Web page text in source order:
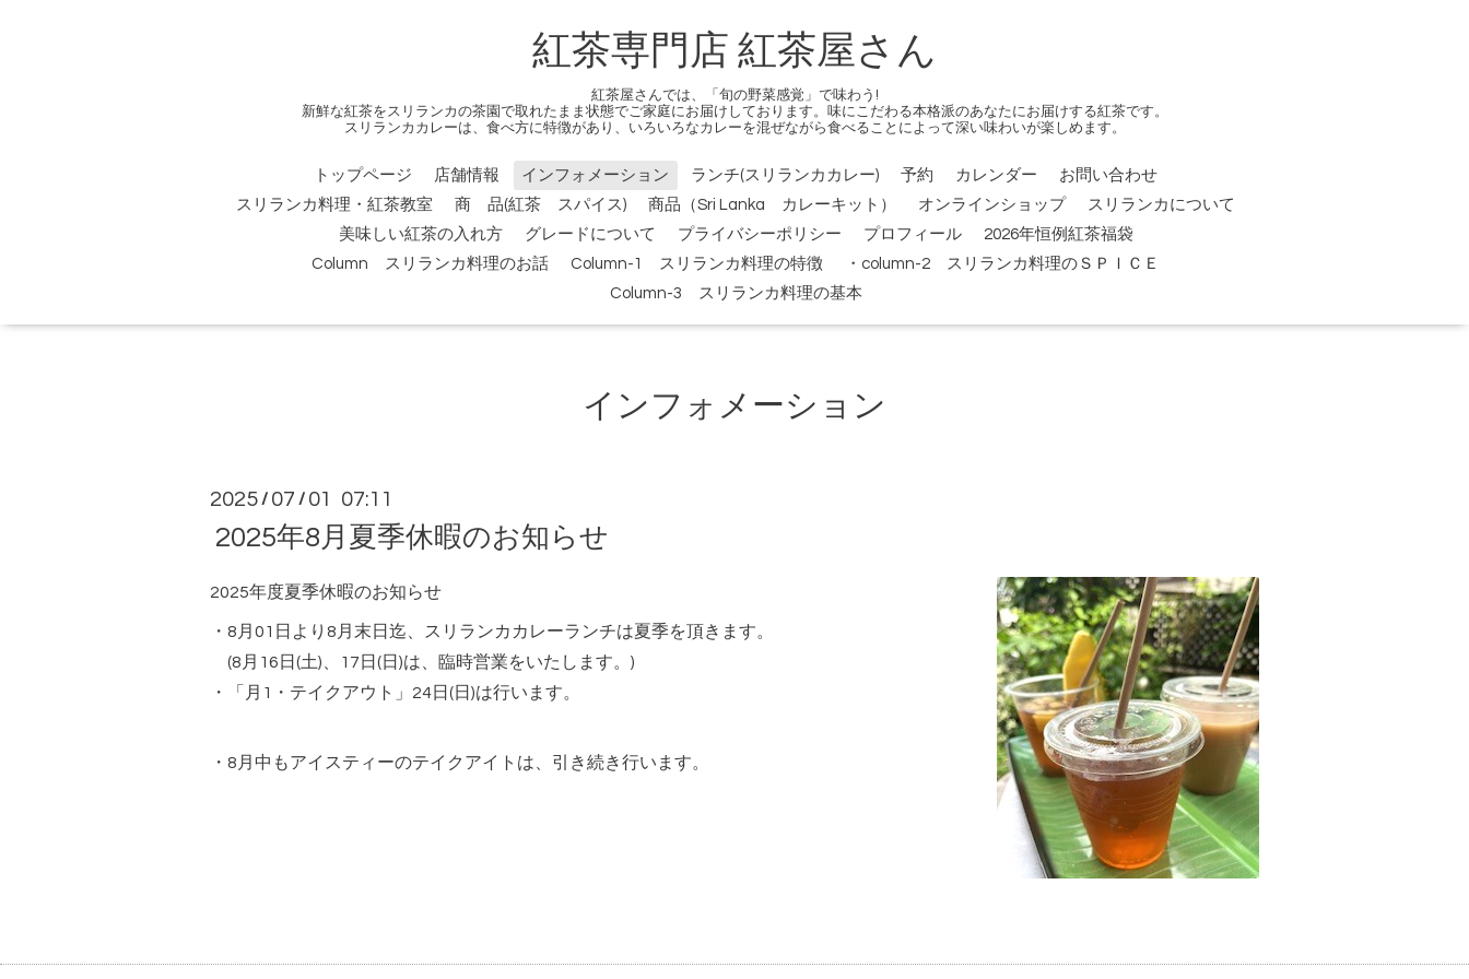
紅茶専門店 紅茶屋さん
紅茶屋さんでは、「旬の野菜感覚」で味わう!
新鮮な紅茶をスリランカの茶園で取れたまま状態でご家庭にお届けしております。味にこだわる本格派のあなたにお届けする紅茶です。
スリランカカレーは、食べ方に特徴があり、いろいろなカレーを混ぜながら食べることによって深い味わいが楽しめます。
トップページ 店舗情報 インフォメーション ランチ(スリランカカレー) 予約 カレンダー
お問い合わせ
スリランカ料理・紅茶教室
商 品(紅茶 スパイス) 商品（Sri Lanka カレーキット） オンラインショップ
スリランカについて
美味しい紅茶の入れ方
グレードについて プライバシーポリシー プロフィール
2026年恒例紅茶福袋
Column スリランカ料理のお話
Column-1 スリランカ料理の特徴
・column-2 スリランカ料理のＳＰＩＣＥ
Column-3 スリランカ料理の基本
インフォメーション
2025 / 07 / 01 07:11
2025年8月夏季休暇のお知らせ
2025年度夏季休暇のお知らせ
・8月01日より8月末日迄、スリランカカレーランチは夏季を頂きます。
(8月16日(土)、17日(日)は、臨時営業をいたします。)
・「月1・テイクアウト」24日(日)は行います。
・8月中もアイスティーのテイクアイトは、引き続き行います。